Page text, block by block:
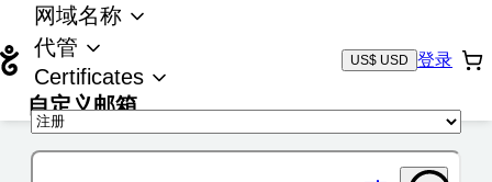
网域名称
代管
Certificates
自定义邮箱
US$ USD 登录